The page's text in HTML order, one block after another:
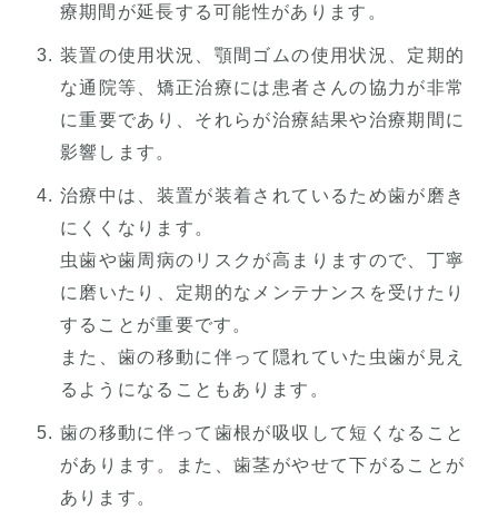
療期間が延長する可能性があります。
装置の使用状況、顎間ゴムの使用状況、定期的
な通院等、矯正治療には患者さんの協力が非常
に重要であり、それらが治療結果や治療期間に
影響します。
治療中は、装置が装着されているため歯が磨き
にくくなります。
虫歯や歯周病のリスクが高まりますので、丁寧
に磨いたり、定期的なメンテナンスを受けたり
することが重要です。
また、歯の移動に伴って隠れていた虫歯が見え
るようになることもあります。
歯の移動に伴って歯根が吸収して短くなること
があります。また、歯茎がやせて下がることが
あります。